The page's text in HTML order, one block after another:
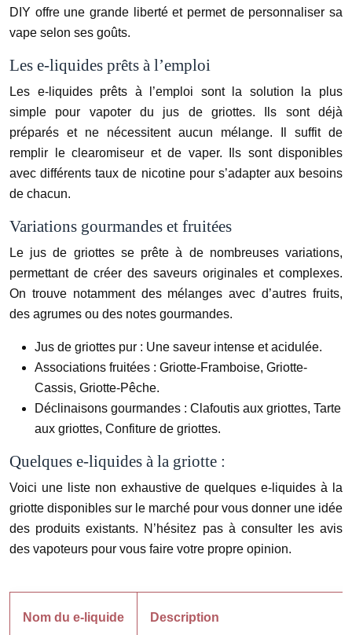
DIY offre une grande liberté et permet de personnaliser sa
vape selon ses goûts.
Les e-liquides prêts à l’emploi
Les e-liquides prêts à l’emploi sont la solution la plus
simple pour vapoter du jus de griottes. Ils sont déjà
préparés et ne nécessitent aucun mélange. Il suffit de
remplir le clearomiseur et de vaper. Ils sont disponibles
avec différents taux de nicotine pour s’adapter aux besoins
de chacun.
Variations gourmandes et fruitées
Le jus de griottes se prête à de nombreuses variations,
permettant de créer des saveurs originales et complexes.
On trouve notamment des mélanges avec d’autres fruits,
des agrumes ou des notes gourmandes.
Jus de griottes pur : Une saveur intense et acidulée.
Associations fruitées : Griotte-Framboise, Griotte-
Cassis, Griotte-Pêche.
Déclinaisons gourmandes : Clafoutis aux griottes, Tarte
aux griottes, Confiture de griottes.
Quelques e-liquides à la griotte :
Voici une liste non exhaustive de quelques e-liquides à la
griotte disponibles sur le marché pour vous donner une idée
des produits existants. N’hésitez pas à consulter les avis
des vapoteurs pour vous faire votre propre opinion.
Nom du e-liquide Description